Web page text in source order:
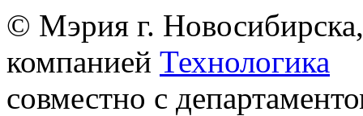
© Мэрия г.
компанией Технологика
совместно с